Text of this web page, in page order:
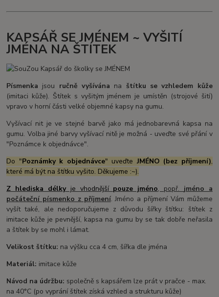
KAPSÁŘ SE JMÉNEM ~ VYŠITÍ
JMÉNA NA ŠTÍTEK
Písmenka jsou ručně vyšívána na štítku se vzhledem kůže
(imitaci kůže). Štítek s vyšitým jménem je umístěn (strojové šití)
vpravo v horní části velké objemné kapsy na gumu.
Vyšívací nit je ve stejné barvě jako má jednobarevná kapsa na
gumu. Volba jiné barvy vyšívací nitě je možná - uveďte své přání v
"Poznámce k objednávce".
Do "Poznámky k objednávce" uveďte JMÉNO (bez příjmení),
které má být na štítku vyšito. Děkujeme :~).
Z hlediska délkyje vhodnější pouze jméno, popř. jméno a
počáteční písmenko zpříjmení. Jméno a příjmení Vám můžeme
vyšít také, ale nedoporučujeme z důvodu šířky štítku: štítek z
imitace kůže je pevnější, kapsa na gumu by se tak dobře neřasila
a štítek by se mohl i lámat.
Velikost štítku: na výšku cca 4 cm, šířka dle jména
Materiál: imitace kůže
Návod na údržbu: společně s kapsářem lze prát v pračce - max.
na 40°C (po vyprání štítek získá vzhled a strukturu kůže)